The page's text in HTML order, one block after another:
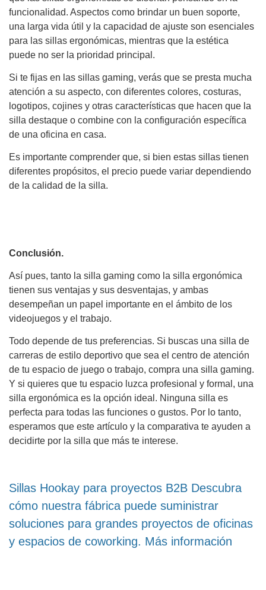
funcionalidad. Aspectos como brindar un buen soporte,
una larga vida útil y la capacidad de ajuste son esenciales
para las sillas ergonómicas, mientras que la estética
puede no ser la prioridad principal.
Si te fijas en las sillas gaming, verás que se presta mucha
atención a su aspecto, con diferentes colores, costuras,
logotipos, cojines y otras características que hacen que la
silla destaque o combine con la configuración específica
de una oficina en casa.
Es importante comprender que, si bien estas sillas tienen
diferentes propósitos, el precio puede variar dependiendo
de la calidad de la silla.
Conclusión.
Así pues, tanto la silla gaming como la silla ergonómica
tienen sus ventajas y sus desventajas, y ambas
desempeñan un papel importante en el ámbito de los
videojuegos y el trabajo.
Todo depende de tus preferencias. Si buscas una silla de
carreras de estilo deportivo que sea el centro de atención
de tu espacio de juego o trabajo, compra una silla gaming.
Y si quieres que tu espacio luzca profesional y formal, una
silla ergonómica es la opción ideal. Ninguna silla es
perfecta para todas las funciones o gustos. Por lo tanto,
esperamos que este artículo y la comparativa te ayuden a
decidirte por la silla que más te interese.
Sillas Hookay para proyectos B2B Descubra
cómo nuestra fábrica puede suministrar
soluciones para grandes proyectos de oficinas
y espacios de coworking. Más información